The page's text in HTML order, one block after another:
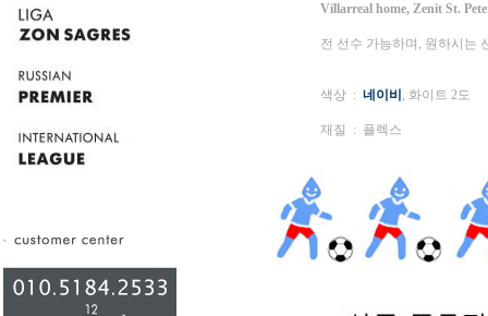
Villarreal home, Zenit St.
전 선수 가능하며, 원하시는
색상 : 네이비 , 화이트 2도
재질 : 플렉스